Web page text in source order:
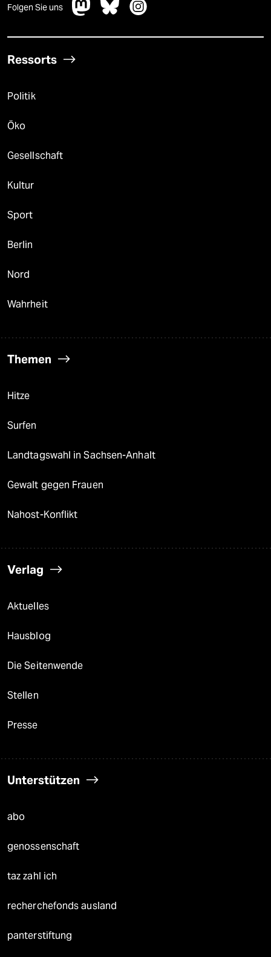
Folgen Sie uns
Ressorts
Politik
Öko
Gesellschaft
Kultur
Sport
Berlin
Nord
Wahrheit
Themen
Hitze
Surfen
Landtagswahl in Sachsen-Anhalt
Gewalt gegen Frauen
Nahost-Konflikt
Verlag
Aktuelles
Hausblog
Die Seitenwende
Stellen
Presse
Unterstützen
abo
genossenschaft
taz zahl ich
recherchefonds ausland
panterstiftung